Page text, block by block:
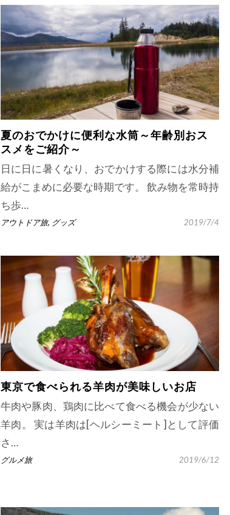
夏のおでかけに便利な水筒～年齢別おス
スメをご紹介～
日に日に暑くなり、おでかけする際には水分補
給がこまめに必要な時期です。 飲み物を常時持
ち歩…
アウトドア旅, グッズ 2019/7/4
東京で食べられる羊肉が美味しいお店
牛肉や豚肉、鶏肉に比べて食べる機会が少ない
羊肉。 実は羊肉は[ヘルシーミート]として評価
さ…
グルメ旅 2019/6/12